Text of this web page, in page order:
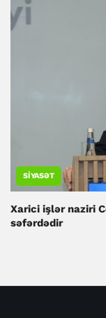
SIYASƏT
Xarici işlər naziri
səfərdədir